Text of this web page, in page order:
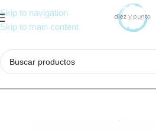
Skip to navigation
Skip to main content